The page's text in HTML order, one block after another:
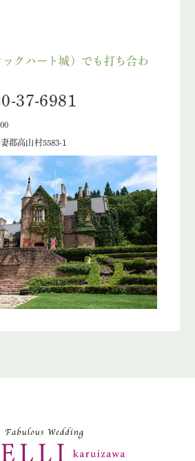
クハート城）でも打ち合わ
37-6981
郡高山村5583-1